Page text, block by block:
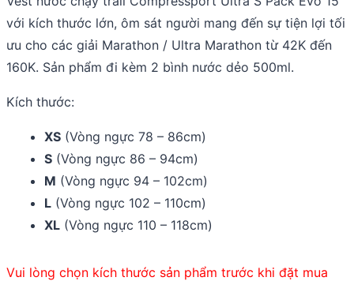
với kích thước lớn, ôm sát người mang đến sự tiện lợi tối
ưu cho các giải Marathon / Ultra Marathon từ 42K đến
160K. Sản phẩm đi kèm 2 bình nước dẻo 500ml.
Kích thước:
XS (Vòng ngực 78 – 86cm)
S (Vòng ngực 86 – 94cm)
M (Vòng ngực 94 – 102cm)
L (Vòng ngực 102 – 110cm)
XL (Vòng ngực 110 – 118cm)
Vui lòng chọn kích thước sản phẩm trước khi đặt mua